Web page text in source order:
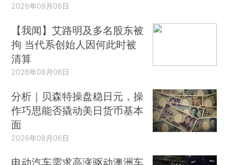
2026年08月06日
【我闻】艾路明及多名股东被
拘 当代系创始人因何此时被
清算
2026年08月06日
分析｜贝森特操盘稳日元，操
作巧思能否撬动美日货币基本
面
2026年08月06日
电动汽车需求高涨驱动澳洲车